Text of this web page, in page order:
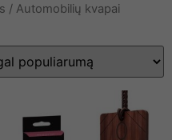
/ Automobilių kvapai